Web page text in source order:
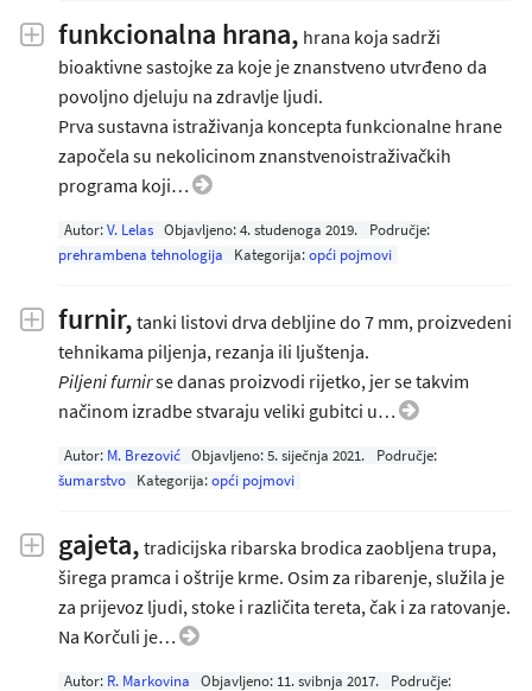
funkcionalna hrana, hrana koja sadrži
bioaktivne sastojke za koje je znanstveno utvrđeno da
povoljno djeluju na zdravlje ljudi.
Prva sustavna istraživanja koncepta funkcionalne hrane
započela su nekolicinom znanstvenoistraživačkih
programa koji…
Autor: V. Lelas Objavljeno:4. studenoga 2019.
Područje:
prehrambena tehnologija
Kategorija:opći pojmovi
furnir, tanki listovi drva debljine do 7 mm, proizvedeni
tehnikama piljenja, rezanja ili ljuštenja.
Piljeni furnirse danas proizvodi rijetko, jer se takvim
načinom izradbe stvaraju veliki gubitci u…
Autor: M. Brezović Objavljeno:5. siječnja 2021.
Područje:
šumarstvo
Kategorija:opći pojmovi
gajeta, tradicijska ribarska brodica zaobljena trupa,
širega pramca i oštrije krme. Osim za ribarenje, služila je
za prijevoz ljudi, stoke i različita tereta, čak i za ratovanje.
Na Korčuli je…
Autor: R. Markovina Objavljeno: 11. svibnja 2017.
Područje: